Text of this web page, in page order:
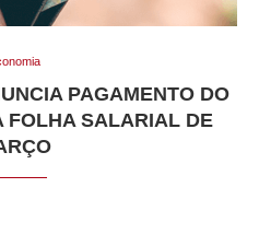
PAGAMENTO DO
FOLHA SALARIAL DE